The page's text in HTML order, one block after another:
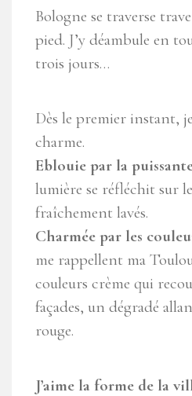
Bologne se traverse
pied. J’y déambule en
trois jours…
Dès le premier instant,
charme.
Eblouie par la
lumière se réfléchit sur
fraîchement lavés.
Charmée par les
me rappellent ma
couleurs crème qui
façades, un dégradé
rouge.
J’aime la forme de la